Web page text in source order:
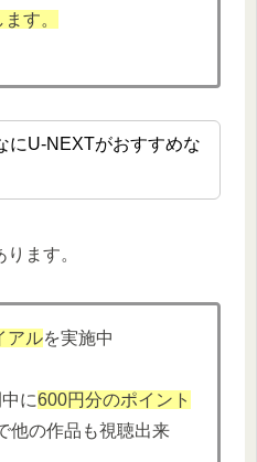
す。
にU-NEXTがおすすめな
ます。
アルを実施中
に600円分のポイント
他の作品も視聴出来